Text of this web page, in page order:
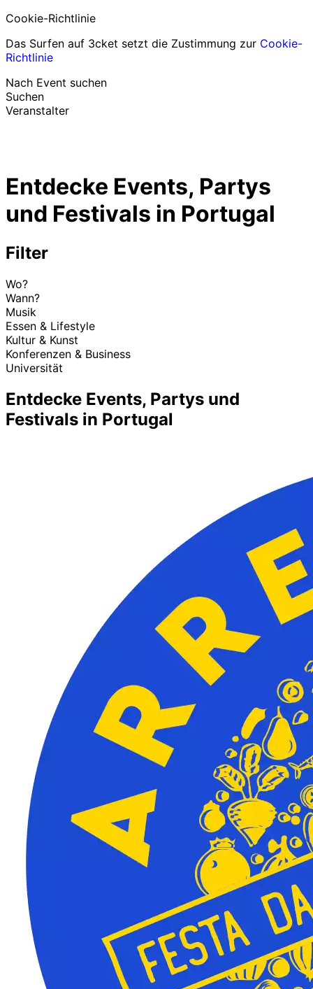
Cookie-Richtlinie
Das Surfen auf 3cket setzt die Zustimmung zur Cookie-
Richtlinie
Nach Event suchen
Suchen
Veranstalter
Hilfe für Teilnehmer Ich habe mein Ticket verloren
LoginEvent bewerben
Entdecke Events, Partys
und Festivals in Portugal
Filter
Wo?
Wann?
Musik
Essen & Lifestyle
Kultur & Kunst
Konferenzen & Business
Universität
Entdecke Events, Partys und
Festivals in Portugal